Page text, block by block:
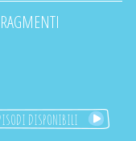
DISPONIBILI